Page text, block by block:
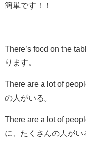
簡単です！！
There’s food on the
ります。
There are a lot of
の人がいる。
There are a lot of
に、たくさんの人がい